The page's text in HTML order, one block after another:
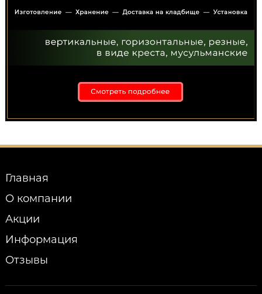
Главная
О компании
Акции
Информация
Отзывы